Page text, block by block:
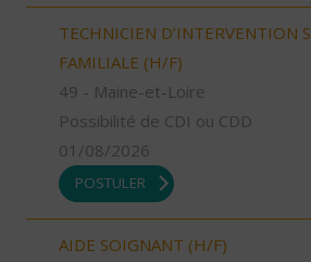
TECHNICIEN D’INTERVENTION
FAMILIALE (H/F)
49 - Maine-et-Loire
Possibilité de CDI ou CDD
01/08/2026
POSTULER
AIDE SOIGNANT (H/F)